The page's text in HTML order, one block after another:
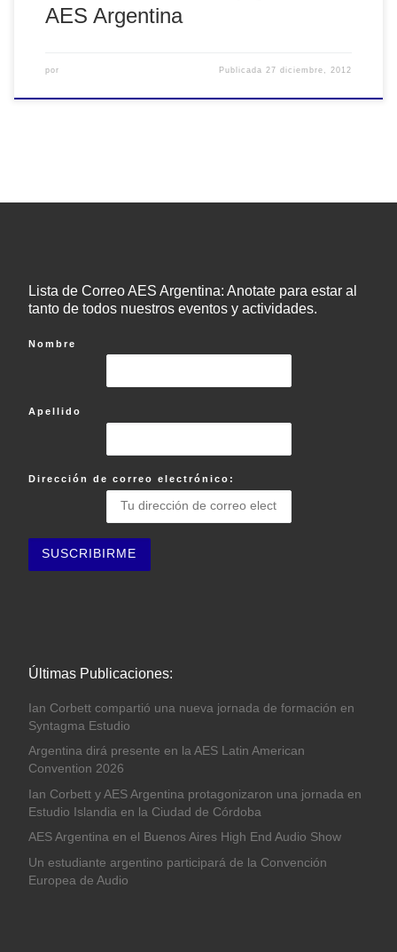
AES Argentina
por Publicada27 diciembre, 2012
Lista de Correo AES Argentina: Anotate para estar al
tanto de todos nuestros eventos y actividades.
Nombre
Apellido
Dirección de correo electrónico:
Últimas Publicaciones:
Ian Corbett compartió una nueva jornada de formación en
Syntagma Estudio
Argentina dirá presente en la AES Latin American
Convention 2026
Ian Corbett y AES Argentina protagonizaron una jornada en
Estudio Islandia en la Ciudad de Córdoba
AES Argentina en el Buenos Aires High End Audio Show
Un estudiante argentino participará de la Convención
Europea de Audio